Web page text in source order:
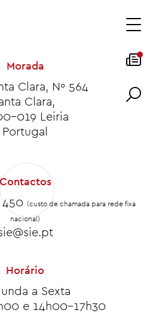
Morada
Clara, Nº 564
Clara,
019 Leiria
Portugal
Contactos
450 (custo de chamada para rede fixa
nacional)
Horário
a Sexta
e 14h00-17h30